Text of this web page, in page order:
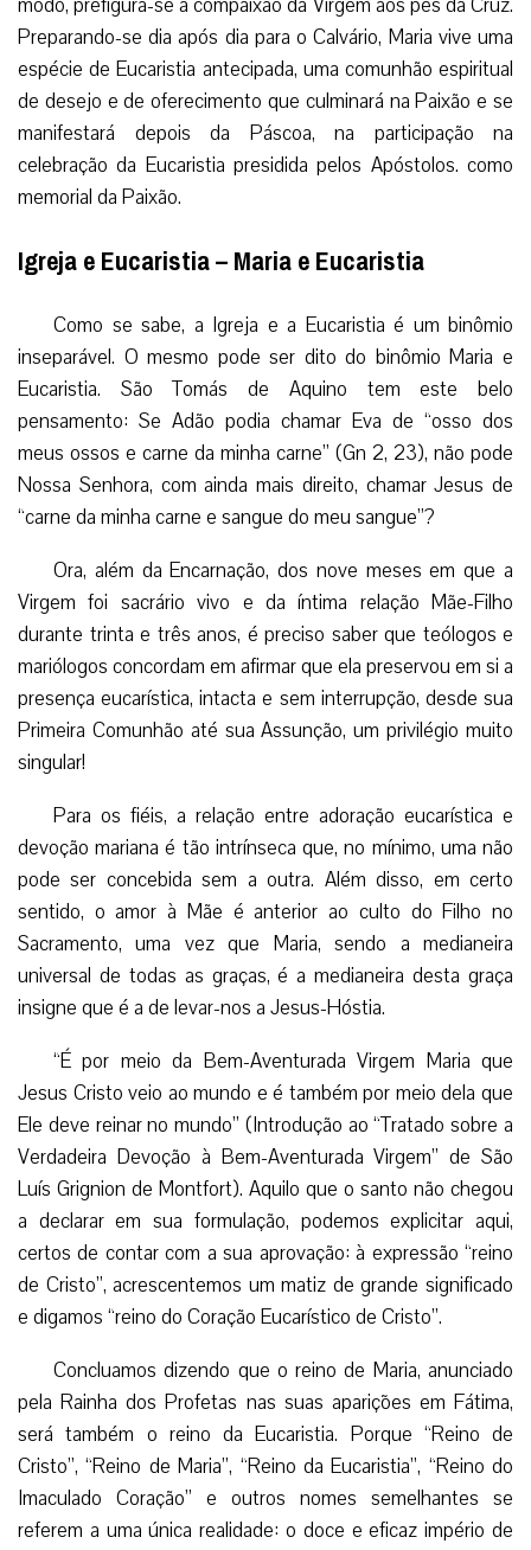
Preparando-se dia após dia para o Calvário, Maria vive uma
espécie de Eucaristia antecipada, uma comunhão espiritual
de desejo e de oferecimento que culminará na Paixão e se
manifestará depois da Páscoa, na participação na
celebração da Eucaristia presidida pelos Apóstolos. como
memorial da Paixão.
Igreja e Eucaristia – Maria e Eucaristia
Como se sabe, a Igreja e a Eucaristia é um binômio
inseparável. O mesmo pode ser dito do binômio Maria e
Eucaristia. São Tomás de Aquino tem este belo
pensamento: Se Adão podia chamar Eva de “osso dos
meus ossos e carne da minha carne” (Gn 2, 23), não pode
Nossa Senhora, com ainda mais direito, chamar Jesus de
“carne da minha carne e sangue do meu sangue”?
Ora, além da Encarnação, dos nove meses em que a
Virgem foi sacrário vivo e da íntima relação Mãe-Filho
durante trinta e três anos, é preciso saber que teólogos e
mariólogos concordam em afirmar que ela preservou em si a
presença eucarística, intacta e sem interrupção, desde sua
Primeira Comunhão até sua Assunção, um privilégio muito
singular!
Para os fiéis, a relação entre adoração eucarística e
devoção mariana é tão intrínseca que, no mínimo, uma não
pode ser concebida sem a outra. Além disso, em certo
sentido, o amor à Mãe é anterior ao culto do Filho no
Sacramento, uma vez que Maria, sendo a medianeira
universal de todas as graças, é a medianeira desta graça
insigne que é a de levar-nos a Jesus-Hóstia.
“É por meio da Bem-Aventurada Virgem Maria que
Jesus Cristo veio ao mundo e é também por meio dela que
Ele deve reinar no mundo” (Introdução ao “Tratado sobre a
Verdadeira Devoção à Bem-Aventurada Virgem” de São
Luís Grignion de Montfort). Aquilo que o santo não chegou
a declarar em sua formulação, podemos explicitar aqui,
certos de contar com a sua aprovação: à expressão “reino
de Cristo”, acrescentemos um matiz de grande significado
e digamos “reino do Coração Eucarístico de Cristo”.
Concluamos dizendo que o reino de Maria, anunciado
pela Rainha dos Profetas nas suas aparições em Fátima,
será também o reino da Eucaristia. Porque “Reino de
Cristo”, “Reino de Maria”, “Reino da Eucaristia”, “Reino do
Imaculado Coração” e outros nomes semelhantes se
referem a uma única realidade: o doce e eficaz império de